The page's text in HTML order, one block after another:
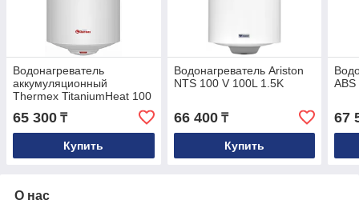
Водонагреватель
аккумуляционный
Thermex TitaniumHeat 100
V 1,5K 100 литров,
вертикальный
65 300 ₸
Купить
Водонагреватель Ariston
NTS 100 V 100L 1.5K
66 400₸
Купить
67
О нас